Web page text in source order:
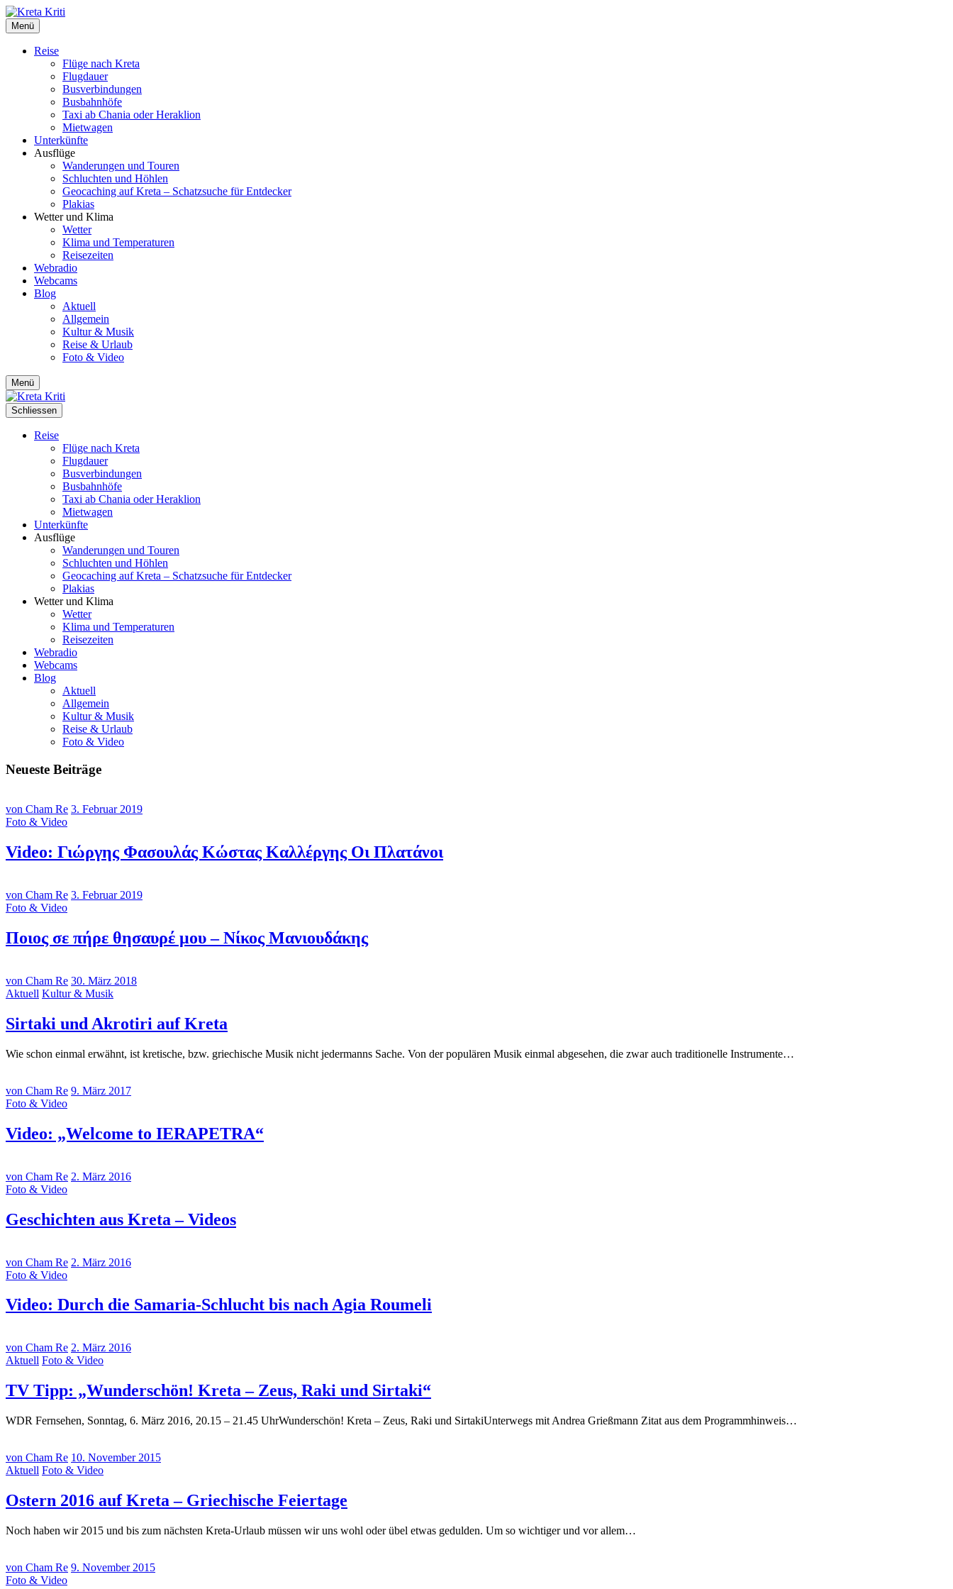
Kreta Kriti
Menü
Reise
Flüge nach Kreta
Flugdauer
Busverbindungen
Busbahnhöfe
Taxi ab Chania oder Heraklion
Mietwagen
Unterkünfte
Ausflüge
Wanderungen und Touren
Schluchten und Höhlen
Geocaching auf Kreta – Schatzsuche für Entdecker
Plakias
Wetter und Klima
Wetter
Klima und Temperaturen
Reisezeiten
Webradio
Webcams
Blog
Aktuell
Allgemein
Kultur & Musik
Reise & Urlaub
Foto & Video
Menü
Schliessen
Reise
Flüge nach Kreta
Flugdauer
Busverbindungen
Busbahnhöfe
Taxi ab Chania oder Heraklion
Mietwagen
Unterkünfte
Ausflüge
Wanderungen und Touren
Schluchten und Höhlen
Geocaching auf Kreta – Schatzsuche für Entdecker
Plakias
Wetter und Klima
Wetter
Klima und Temperaturen
Reisezeiten
Webradio
Webcams
Blog
Aktuell
Allgemein
Kultur & Musik
Reise & Urlaub
Foto & Video
Neueste Beiträge
von Cham Re 3. Februar 2019
Foto & Video
Video: Γιώργης Φασουλάς Κώστας Καλλέργης Οι Πλατάνοι
von Cham Re 3. Februar 2019
Foto & Video
Ποιος σε πήρε θησαυρέ μου – Νίκος Μανιουδάκης
von Cham Re 30. März 2018
Aktuell Kultur & Musik
Sirtaki und Akrotiri auf Kreta
Wie schon einmal erwähnt, ist kretische, bzw. griechische Musik nicht jedermanns Sache. Von der populären Musik einmal abgesehen, die zwar auch traditionelle Instrumente…
von Cham Re 9. März 2017
Foto & Video
Video: „Welcome to IERAPETRA“
von Cham Re 2. März 2016
Foto & Video
Geschichten aus Kreta – Videos
von Cham Re 2. März 2016
Foto & Video
Video: Durch die Samaria-Schlucht bis nach Agia Roumeli
von Cham Re 2. März 2016
Aktuell Foto & Video
TV Tipp: „Wunderschön! Kreta – Zeus, Raki und Sirtaki“
WDR Fernsehen, Sonntag, 6. März 2016, 20.15 – 21.45 UhrWunderschön! Kreta – Zeus, Raki und SirtakiUnterwegs mit Andrea Grießmann Zitat aus dem Programmhinweis…
von Cham Re 10. November 2015
Aktuell Foto & Video
Ostern 2016 auf Kreta – Griechische Feiertage
Noch haben wir 2015 und bis zum nächsten Kreta-Urlaub müssen wir uns wohl oder übel etwas gedulden. Um so wichtiger und vor allem…
von Cham Re 9. November 2015
Foto & Video